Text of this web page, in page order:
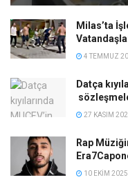
Milas’ta
4 TEMMUZ
Datça
27 KASIM
Rap
10 EKIM 2025